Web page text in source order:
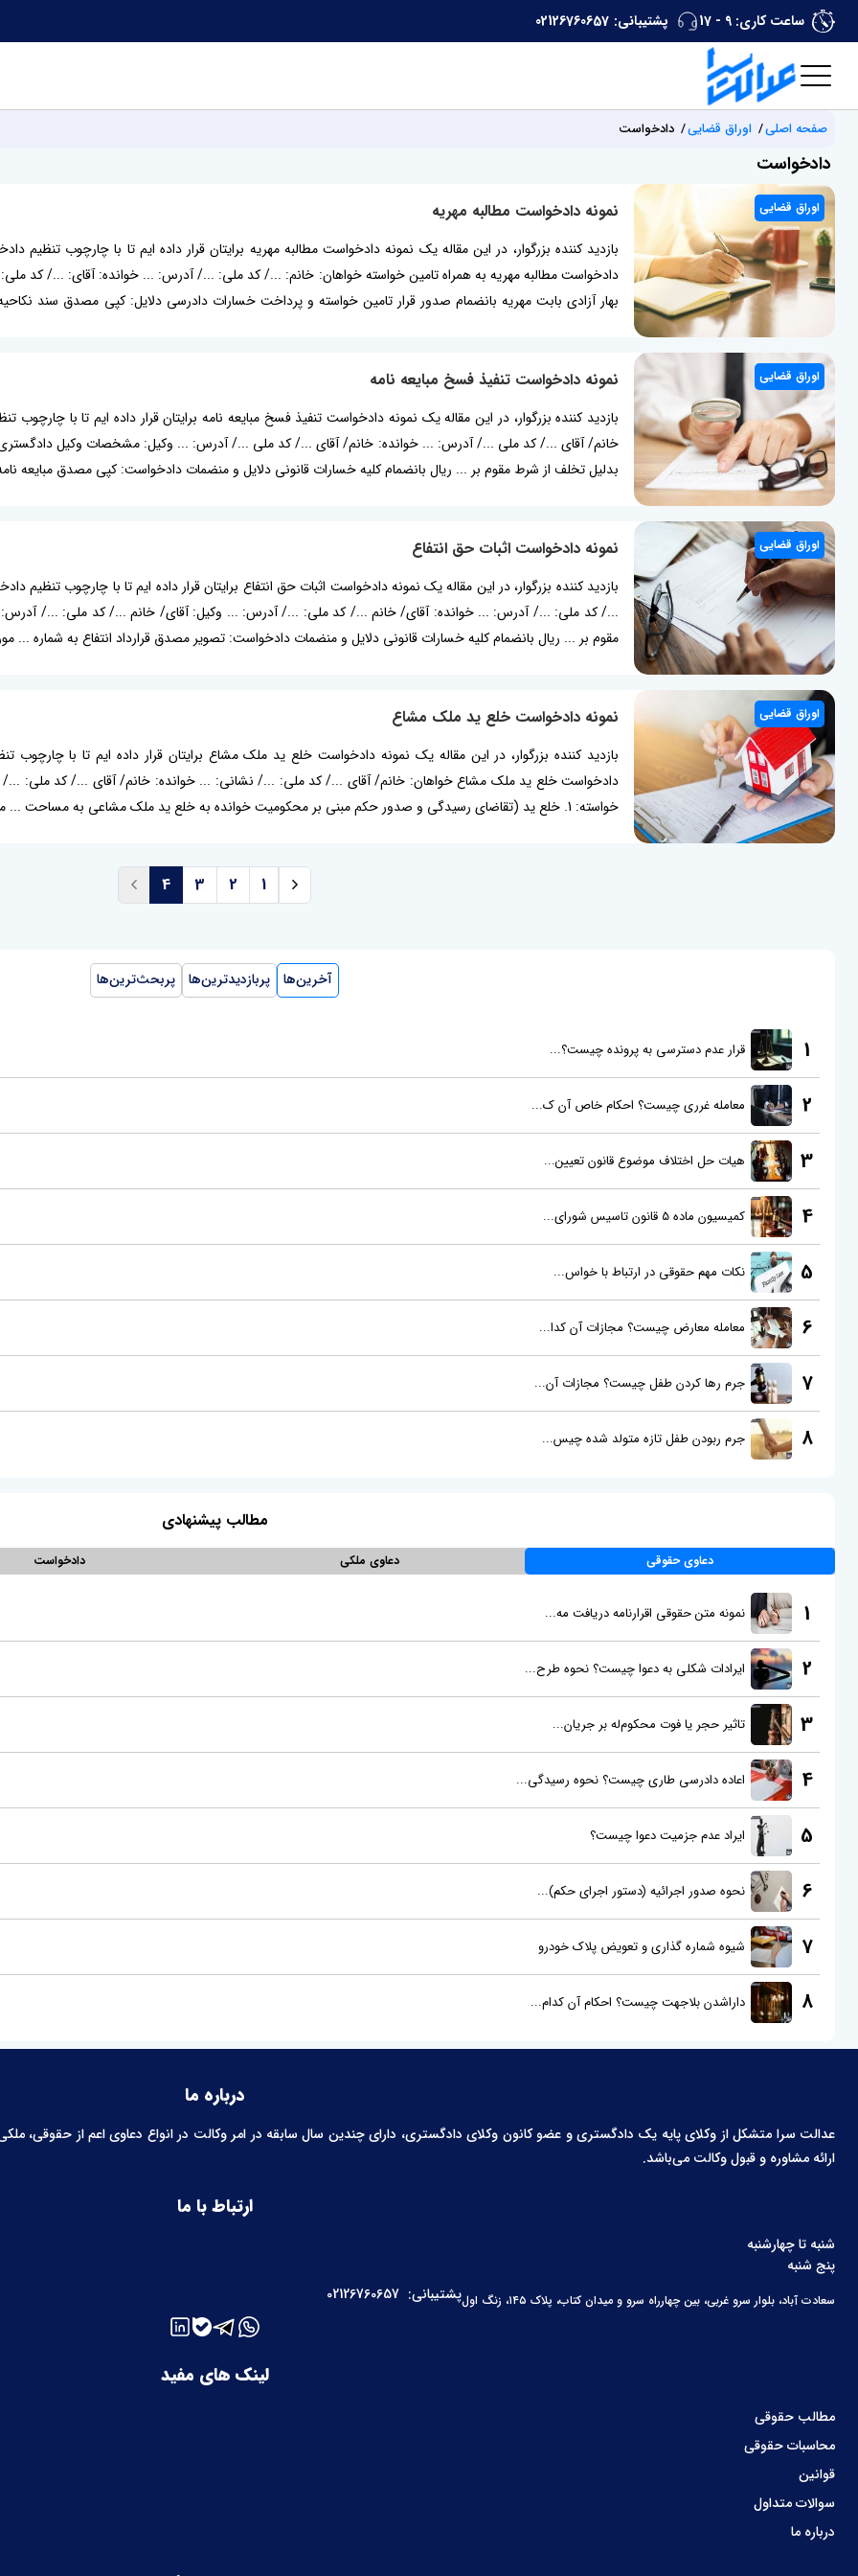
ساعت کاری: 9 - 17 پشتیبانی: 02126760657
صفحه اصلی اوراق قضایی دادخواست
دادخواست
اوراق قضایی نمونه دادخواست مطالبه مهریه
بازدید کننده بزرگوار، در این مقاله یک نمونه دادخواست مطالبه مهریه برایتان قرار داده ایم تا با چارچوب
دادخواست مطالبه مهریه به همراه تامین خواسته خواهان: خانم: .../ کد ملی: .../ آدرس: ... خوانده: آقای: .../ کد
بهار آزادی بابت مهریه بانضمام صدور قرار تامین خواسته و پرداخت خسارات دادرسی دلایل: کپی مصدق سند
اوراق قضایی نمونه دادخواست تنفیذ فسخ مبایعه نامه
بازدید کننده بزرگوار، در این مقاله یک نمونه دادخواست تنفیذ فسخ مبایعه نامه برایتان قرار داده ایم تا با
خانم/ آقای .../ کد ملی .../ آدرس: ... خوانده: خانم/ آقای .../ کد ملی .../ آدرس: ... وکیل: مشخصات وکیل دادگستری
بدلیل تخلف از شرط مقوم بر ... ریال بانضمام کلیه خسارات قانونی دلایل و منضمات دادخواست: کپی مصدق مبایعه
اوراق قضایی نمونه دادخواست اثبات حق انتفاع
بازدید کننده بزرگوار، در این مقاله یک نمونه دادخواست اثبات حق انتفاع برایتان قرار داده ایم تا با چارچوب
.../ کد ملی: .../ آدرس: ... خوانده: آقای/ خانم .../ کد ملی: .../ آدرس: ... وکیل: آقای/ خانم .../ کد ملی: .../ آدرس:
مقوم بر ... ریال بانضمام کلیه خسارات قانونی دلایل و منضمات دادخواست: تصویر مصدق قرارداد انتفاع به شماره
اوراق قضایی نمونه دادخواست خلع ید ملک مشاع
بازدید کننده بزرگوار، در این مقاله یک نمونه دادخواست خلع ید ملک مشاع برایتان قرار داده ایم تا با
دادخواست خلع ید ملک مشاع خواهان: خانم/ آقای .../ کد ملی: .../ نشانی: ... خوانده: خانم/ آقای .../ کد ملی: .../
خواسته: 1. خلع ید (تقاضای رسیدگی و صدور حکم مبنی بر محکومیت خوانده به خلع ید ملک مشاعی به مساحت ... مترمربع به پلاک ثبتی ... به نشانی ......
1
2
3
4
آخرین‌ها پربازدیدترین‌ها پربحث‌ترین‌ها
1 قرار عدم دسترسی به پرونده چیست؟...
2 معامله غرری چیست؟ احکام خاص آن ک...
3 هیات حل اختلاف موضوع قانون تعیین...
4 کمیسیون ماده 5 قانون تاسیس شورای...
5 نکات مهم حقوقی در ارتباط با خواس...
6 معامله معارض چیست؟ مجازات آن کدا...
7 جرم رها کردن طفل چیست؟ مجازات آن...
8 جرم ربودن طفل تازه متولد شده چیس...
مطالب پیشنهادی
دعاوی حقوقی دعاوی ملکی دادخواست
1 نمونه متن حقوقی اقرارنامه دریافت مه...
2 ایرادات شکلی به دعوا چیست؟ نحوه طرح...
3 تاثیر حجر یا فوت محکوم‌له بر جریان...
4 اعاده دادرسی طاری چیست؟ نحوه رسیدگی...
5 ایراد عدم جزمیت دعوا چیست؟
6 نحوه صدور اجرائیه (دستور اجرای حکم)...
7 شیوه شماره گذاری و تعویض پلاک خودرو
8 داراشدن بلاجهت چیست؟ احکام آن کدام...
درباره ما
عدالت سرا متشکل از وکلای پایه یک دادگستری و عضو کانون وکلای دادگستری، دارای چندین سال سابقه در امر وکالت در انواع دعاوی اعم از حقوقی،
ارائه مشاوره و قبول وکالت می‌باشد.
لینک های مفید
مطالب حقوقی
محاسبات حقوقی
قوانین
سوالات متداول
درباره ما
ارتباط با ما
شنبه تا چهارشنبه
پنج شنبه
سعادت آباد، بلوار سرو غربی، بین چهارراه سرو و میدان کتاب، پلاک ۱۴۵، زنگ اول پشتیبانی: 02126760657